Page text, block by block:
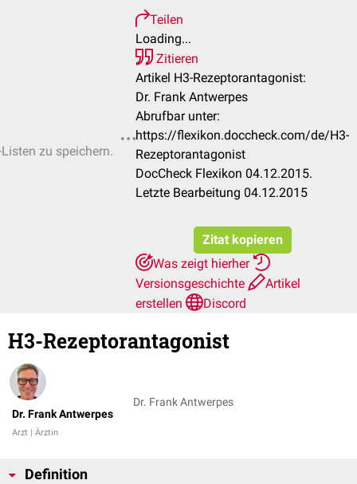
zu speichern.
Teilen
Loading...
Zitieren
Artikel H3-Rezeptorantagonist:
Dr. Frank Antwerpes
Abrufbar unter:
https://flexikon.doccheck.com/de/H3-
Rezeptorantagonist
DocCheck Flexikon 04.12.2015.
Letzte Bearbeitung 04.12.2015
Zitat kopieren
Was zeigt hierher
Versionsgeschichte
Artikel
erstellen
Discord
H3-Rezeptorantagonist
Dr. Frank Antwerpes
Arzt | Ärztin
Dr. Frank Antwerpes
Definition